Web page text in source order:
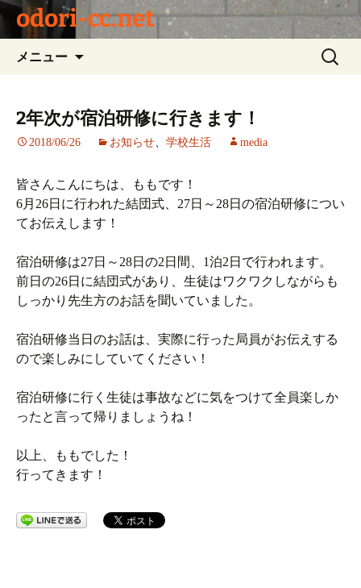
odori-cc.net
メニュー
ン
ツ
キ
ッ
プ
検
索:
2年次が宿泊研修に行きます！
2018/06/26 お知らせ、 学校生活 media
皆さんこんにちは、ももです！
6月26日に行われた結団式、27日～28日の宿泊研修につい
てお伝えします！
宿泊研修は27日～28日の2日間、1泊2日で行われます。
前日の26日に結団式があり、生徒はワクワクしながらも
しっかり先生方のお話を聞いていました。
宿泊研修当日のお話は、実際に行った局員がお伝えする
ので楽しみにしていてください！
宿泊研修に行く生徒は事故などに気をつけて全員楽しか
ったと言って帰りましょうね！
以上、ももでした！
行ってきます！